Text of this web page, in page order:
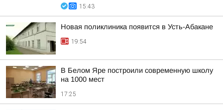
15:43
Новая поликлиника появится в Усть-Абакане
19:54
В Белом Яре построили современную школу
на 1000 мест
17:25